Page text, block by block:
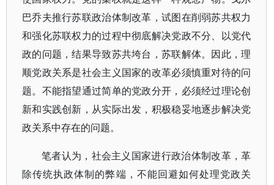
巴乔夫推行苏联政治体制改革，试图在削弱苏共权力
和强化苏联权力的过程中彻底解决党政不分、以党代
政的问题，结果导致苏共垮台，苏联解体。因此，理
顺党政关系是社会主义国家的改革必须慎重对待的问
题。不能指望通过简单的党政分开，必须经过理论创
新和实践创新，从实际出发，积极稳妥地逐步解决党
政关系中存在的问题。
笔者认为，社会主义国家进行政治体制改革，革
除传统执政体制的弊端，不能回避如何处理党政关